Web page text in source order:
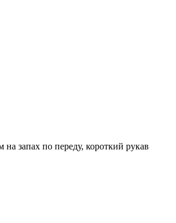
на запах по переду, короткий рукав